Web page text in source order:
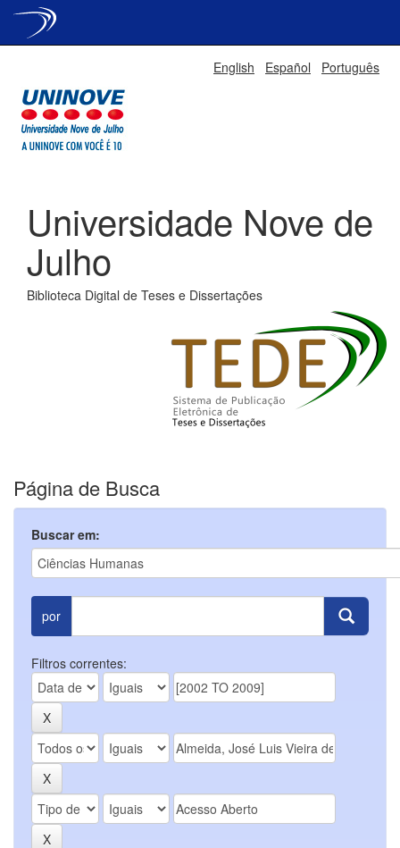
English Español Português
Universidade Nove de
Julho
Biblioteca Digital de Teses e Dissertações
Página de Busca
Buscar em:
por
Filtros correntes: